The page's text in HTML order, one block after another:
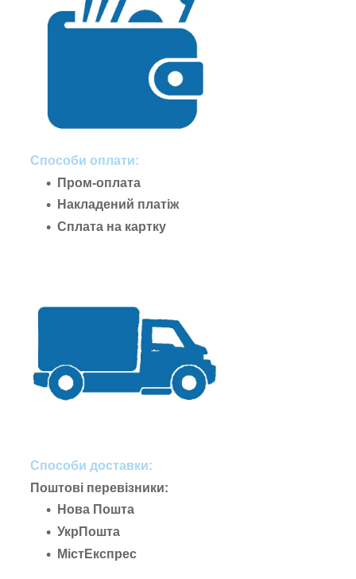
Способи оплати:
Пром-оплата
Накладений платіж
Сплата на картку
Способи доставки:
Поштові перевізники:
Нова Пошта
УкрПошта
МістЕкспрес